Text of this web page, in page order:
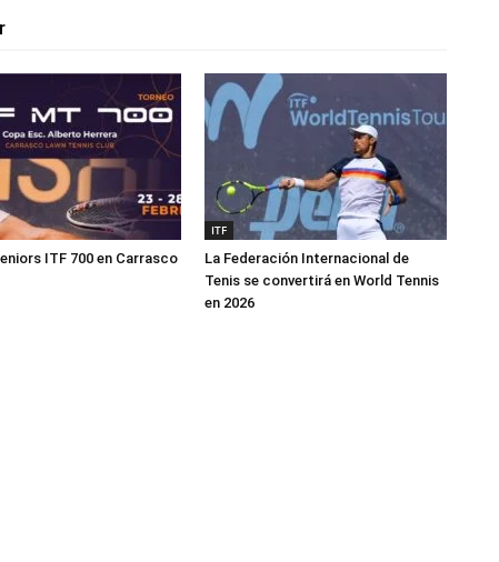
ITF 700 en Carrasco
ITF
La Federación Internacional de
Tenis se convertirá en World Tennis
en 2026